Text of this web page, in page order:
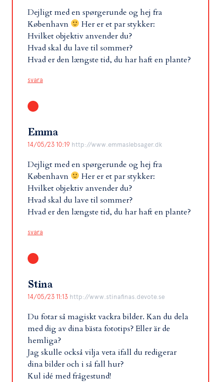
Dejligt med en spørgerunde og hej fra
København
Her er et par stykker:
Hvilket objektiv anvender du?
Hvad skal du lave til sommer?
Hvad er den længste tid, du har haft en plante?
svara
Emma
14/05/23 10:19 http://www.emmaslebsager.dk
Dejligt med en spørgerunde og hej fra
København
Her er et par stykker:
Hvilket objektiv anvender du?
Hvad skal du lave til sommer?
Hvad er den længste tid, du har haft en plante?
svara
Stina
14/05/23 11:13 http://www.stinafinas.devote.se
Du fotar så magiskt vackra bilder. Kan du dela
med dig av dina bästa fototips? Eller är de
hemliga?
Jag skulle också vilja veta ifall du redigerar
dina bilder och i så fall hur?
Kul idé med frågestund!